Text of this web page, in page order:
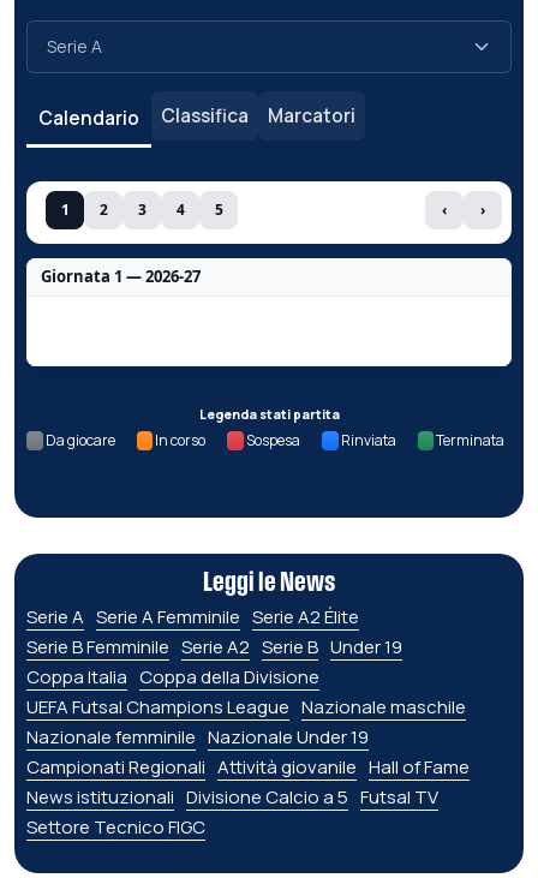
Calendario Classifica Marcatori
1 2 3 4 5 ‹ ›
Giornata 1 — 2026-27
Legenda stati partita
Da giocare In corso Sospesa Rinviata Terminata
Leggi le News
Serie A Serie A Femminile Serie A2 Élite
Serie B Femminile Serie A2 Serie B Under 19
Coppa Italia Coppa della Divisione
UEFA Futsal Champions League Nazionale maschile
Nazionale femminile Nazionale Under 19
Campionati Regionali Attività giovanile Hall of Fame
News istituzionali Divisione Calcio a 5 Futsal TV
Settore Tecnico FIGC